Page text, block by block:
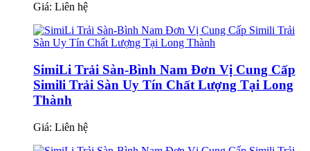
Giá: Liên hệ
SimiLi Trải Sàn-Bình Nam Đơn Vị Cung Cấp
Simili Trải Sàn Uy Tín Chất Lượng Tại Long
Thành
Giá: Liên hệ